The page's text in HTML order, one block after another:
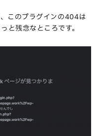
このプラグインの404は
と残念なところです。